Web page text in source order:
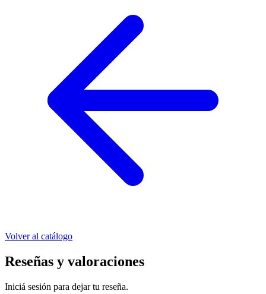
Volver al catálogo
Reseñas y valoraciones
Iniciá sesión para dejar tu reseña.